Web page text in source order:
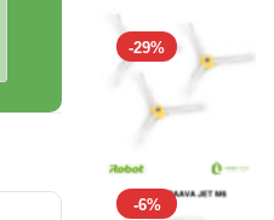
-29%
-6%